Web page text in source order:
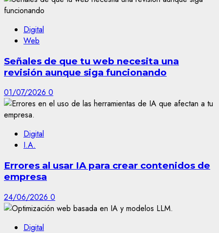
Digital
Web
Señales de que tu web necesita una
revisión aunque siga funcionando
01/07/2026 0
Digital
I.A.
Errores al usar IA para crear contenidos de
empresa
24/06/2026 0
Digital